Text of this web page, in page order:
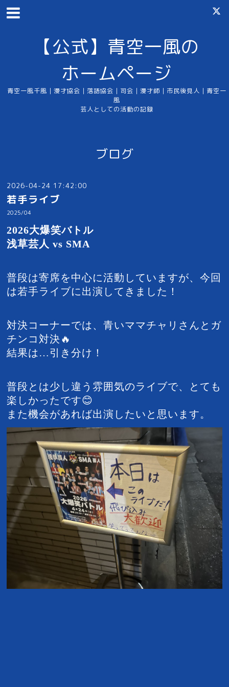
【公式】青空一風の
ホームページ
青空一風千風｜漫才協会｜落語協会｜司会｜漫才師｜市民後見人｜青空一
風
芸人としての活動の記録
ブログ
2026-04-24 17:42:00
若手ライブ
2025/04
2026大爆笑バトル
浅草芸人 vs SMA
普段は寄席を中心に活動していますが、今回
は若手ライブに出演してきました！
対決コーナーでは、青いママチャリさんとガ
チンコ対決🔥
結果は…引き分け！
普段とは少し違う雰囲気のライブで、とても
楽しかったです😊
また機会があれば出演したいと思います。